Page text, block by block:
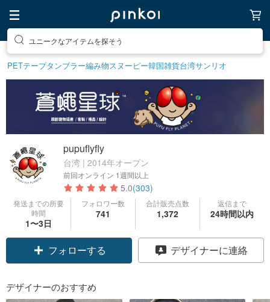
ユニークなアイテムを探そう
PETテープタンブラー編み物スヌーピー韓国雑貨台湾サンリオ
pupuflyfly
台湾 | 2014年オープン
前回オンライン 1週間以上
5.0(303)
発送までの所要
時間
1〜3日
フォロワー数
741
合計販売点数
1,372
返信まで
24時間以内
フォローする デザイナーに連絡
デザイナーのおすすめ